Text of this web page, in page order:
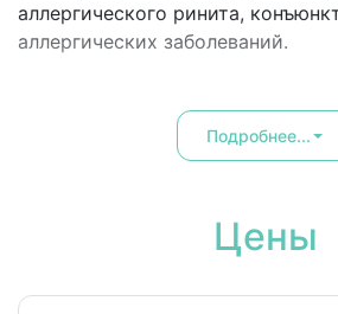
аллергического ринита,
аллергических заболеваний.
Подробнее...
Цены